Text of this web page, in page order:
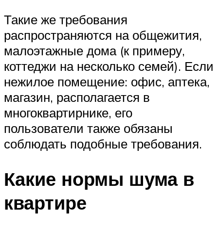
Такие же требования
распространяются на общежития,
малоэтажные дома (к примеру,
коттеджи на несколько семей). Если
нежилое помещение: офис, аптека,
магазин, располагается в
многоквартирнике, его
пользователи также обязаны
соблюдать подобные требования.
Какие нормы шума в
квартире